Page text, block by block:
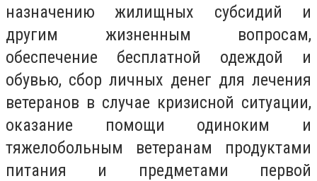
назначению жилищных субсидий и
другим жизненным вопросам,
обеспечение бесплатной одеждой и
обувью, сбор личных денег для лечения
ветеранов в случае кризисной ситуации,
оказание помощи одиноким и
тяжелобольным ветеранам продуктами
питания и предметами первой